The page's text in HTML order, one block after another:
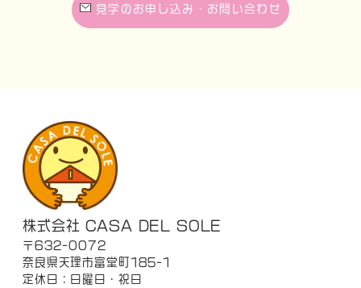
見学のお申し込み・お問い合わせ
株式会社 CASA DEL SOLE
〒632-0072
奈良県天理市富堂町185-1
定休日：日曜日・祝日